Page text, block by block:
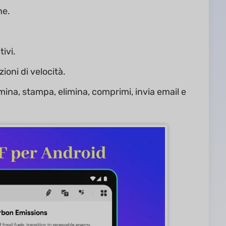
di velocità.
stampa, elimina, comprimi, invia email e